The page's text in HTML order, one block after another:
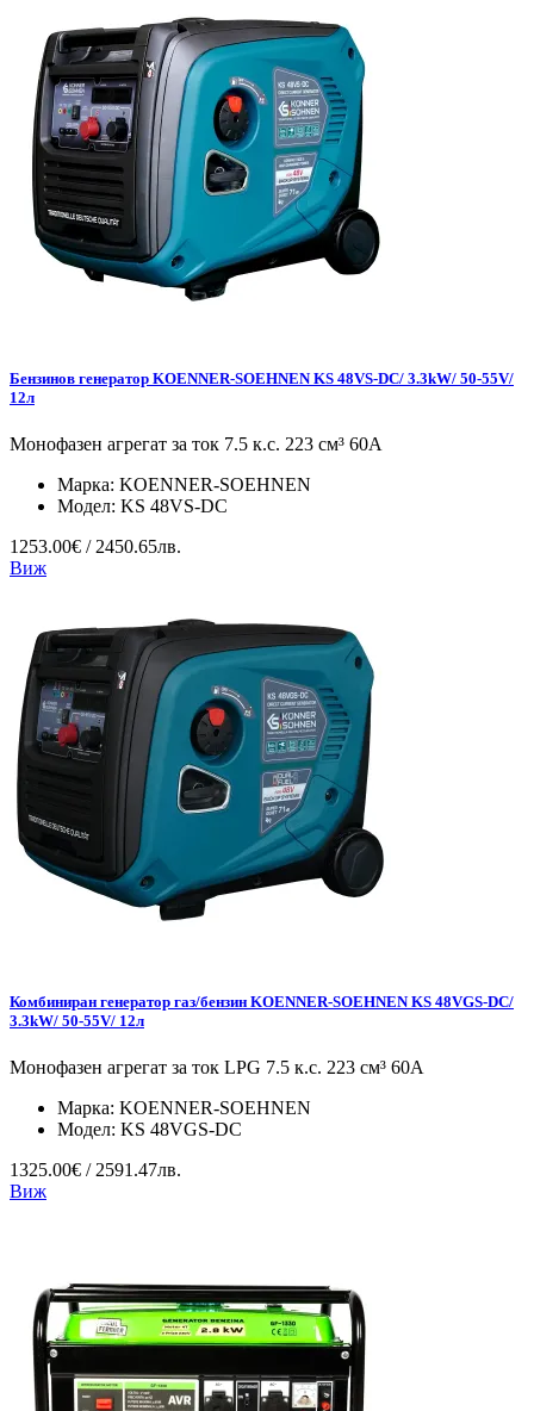
Бензинов генератор KOENNER-SOEHNEN KS 48VS-DC/ 3.3kW/ 50-55V/
12л
Монофазен агрегат за ток 7.5 к.с. 223 см³ 60А
Марка: KOENNER-SOEHNEN
Модел: KS 48VS-DC
1253.00€ / 2450.65лв.
Виж
Комбиниран генератор газ/бензин KOENNER-SOEHNEN KS 48VGS-DC/
3.3kW/ 50-55V/ 12л
Монофазен агрегат за ток LPG 7.5 к.с. 223 см³ 60А
Марка: KOENNER-SOEHNEN
Модел: KS 48VGS-DC
1325.00€ / 2591.47лв.
Виж